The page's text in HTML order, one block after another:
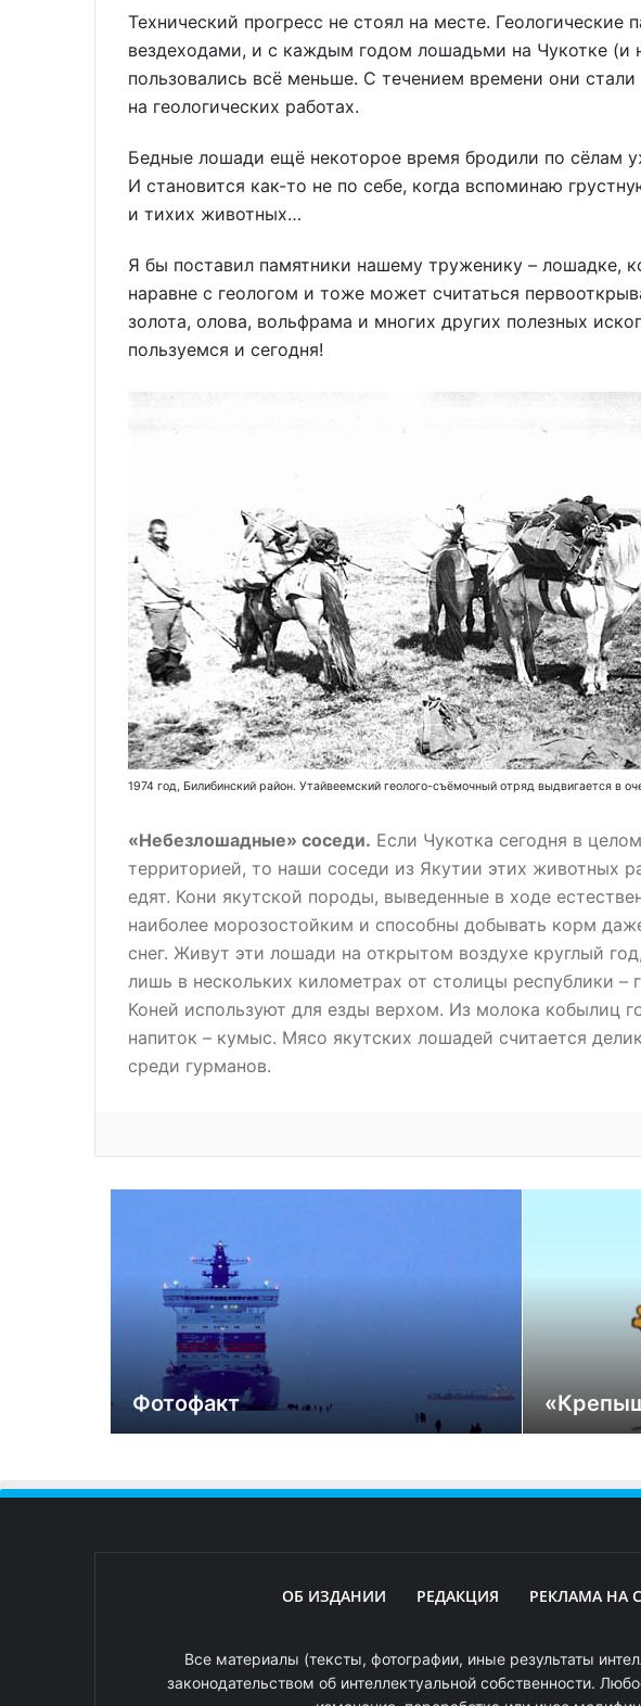
Технический прогресс не стоял на месте. Геологические
вездеходами, и с каждым годом лошадьми на Чукотке (и
пользовались всё меньше. С течением времени они
на геологических работах.
Бедные лошади ещё некоторое время бродили по сёлам
И становится как-то не по себе, когда вспоминаю
и тихих животных…
Я бы поставил памятники нашему труженику – лошадке,
наравне с геологом и тоже может считаться
золота, олова, вольфрама и многих других полезных
пользуемся и сегодня!
1974 год, Билибинский район. Утайвеемский геолого-съёмочный отряд выдвигается в
«Небезлошадные» соседи. Если Чукотка сегодня в
территорией, то наши соседи из Якутии этих животных
едят. Кони якутской породы, выведенные в ходе
наиболее морозостойким и способны добывать корм
снег. Живут эти лошади на открытом воздухе круглый
лишь в нескольких километрах от столицы республики –
Коней используют для езды верхом. Из молока кобылиц
напиток – кумыс. Мясо якутских лошадей считается
среди гурманов.
Фотофакт
ОБ ИЗДАНИИ РЕДАКЦИЯ РЕКЛАМА НА
Все материалы (тексты, фотографии, иные результаты
законодательством об интеллектуальной собственности.